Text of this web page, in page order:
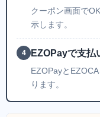
クーポン画面で
示します。
4 EZOPayで支払
EZOPayと
ります。